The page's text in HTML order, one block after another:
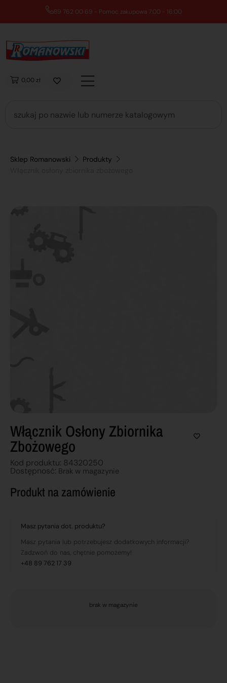
89 762 00 69 - Pomoc zakupowa 7:00 - 16:00
0,00 zł
Sklep Romanowski
Produkty
Włącznik Osłony Zbiornika
Zbożowego
Kod produktu: 84320250
Dostępnosć: Brak w magazynie
Produkt na zamówienie
Masz pytania dot. produktu?
Masz pytania lub potrzebujesz dodatkowych informacji?
Zadzwoń do nas, chętnie pomożemy!
+48 89 762 17 39
brak w magazynie